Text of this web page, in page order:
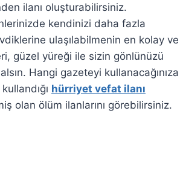
ilanı oluşturabilirsiniz.
kendinizi daha fazla
ulaşılabilmenin en kolay ve
güzel yüreği ile sizin gönlünüzü
Hangi gazeteyi kullanacağınıza
hürriyet vefat ilanı
olan ölüm ilanlarını görebilirsiniz.